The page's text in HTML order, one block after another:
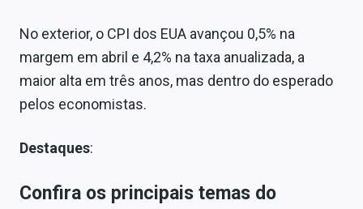
No exterior, o CPI dos EUA avançou 0,5% na
margem em abril e 4,2% na taxa anualizada, a
maior alta em três anos, mas dentro do esperado
pelos economistas.
Destaques:
Confira os principais temas do